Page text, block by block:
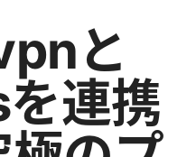
と
連携